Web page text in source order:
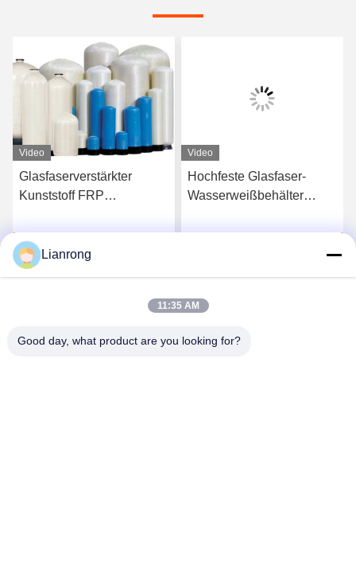
Video
Glasfaserverstärkter
Kunststoff FRP
Wasserweichmacher
Wartung Rostfreies Dach
Plaudern Sie Jetzt
Video
Hochfeste Glasfaser-
Wasserweißbehälter
Druckbehälter
Lianrong
11:35 AM
Good day, what product are you looking for?